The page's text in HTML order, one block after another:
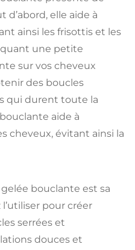
d’abord, elle aide à
ainsi les frisottis et les
une petite
sur vos cheveux
des boucles
qui durent toute la
aide à
cheveux, évitant ainsi la
bouclante est sa
pour créer
serrées et
douces et